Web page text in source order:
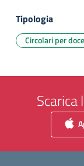
Tipologia
Circolari per